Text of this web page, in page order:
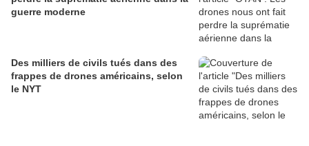
guerre moderne
Des milliers de civils tués dans des
frappes de drones américains, selon
le NYT